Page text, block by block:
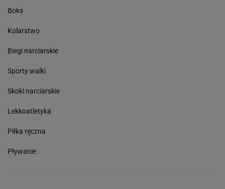
Boks
Kolarstwo
Biegi narciarskie
Sporty walki
Skoki narciarskie
Lekkoatletyka
Piłka ręczna
Pływanie